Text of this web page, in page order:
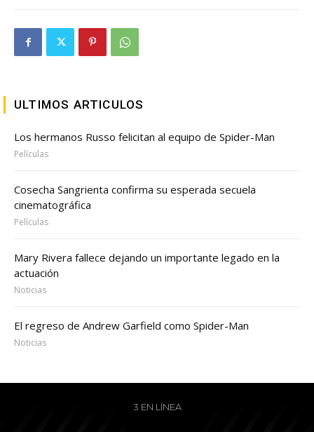
ULTIMOS ARTICULOS
Los hermanos Russo felicitan al equipo de Spider-Man
Películas
Cosecha Sangrienta confirma su esperada secuela
cinematográfica
Películas
Mary Rivera fallece dejando un importante legado en la
actuación
Noticias
El regreso de Andrew Garfield como Spider-Man
Noticias
3 EN LÍNEA